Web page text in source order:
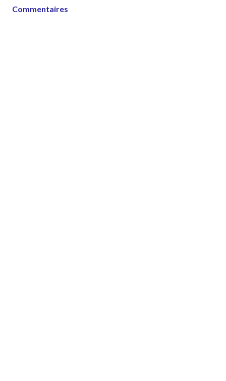
Commentaires